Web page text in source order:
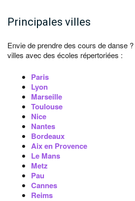
Principales villes
Envie de prendre des cours de danse
villes avec des écoles répertoriées :
Paris
Lyon
Marseille
Toulouse
Nice
Nantes
Bordeaux
Aix en Provence
Le Mans
Metz
Pau
Cannes
Reims